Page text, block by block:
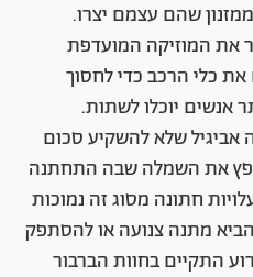
שהם עצמם יצרו.
את המוזיקה המועדפת
את כלי הרכב כדי לחסוך
אנשים יוכלו לשתות.
שלא להשקיע סכום
את השמלה שבה התחתנה
היות שעלויות חתונה מסוג זה נמוכות
מתנה צנועה או להסתפק
התקיים בחוות הברבור